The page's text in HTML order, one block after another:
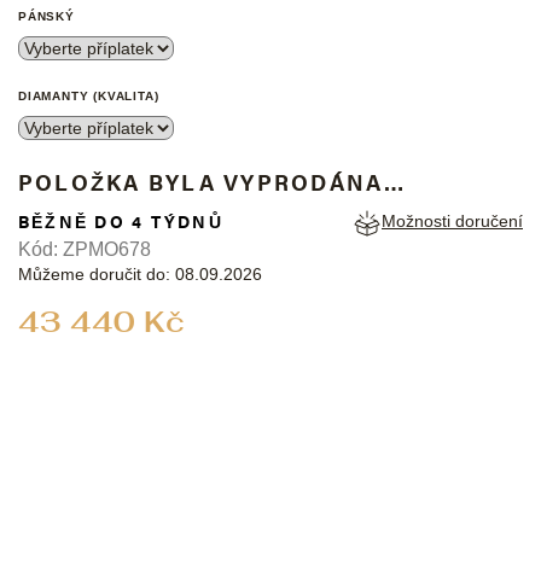
PÁNSKÝ
DIAMANTY (KVALITA)
POLOŽKA BYLA VYPRODÁNA…
43 440 Kč
BĚŽNĚ DO 4 TÝDNŮ
Můžeme doručit do: 08.09.2026
Možnosti doručení
Kód: ZPMO678